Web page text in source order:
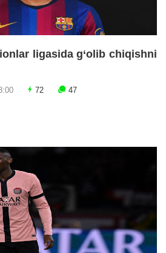
ligasida g‘olib chiqishni
72 47